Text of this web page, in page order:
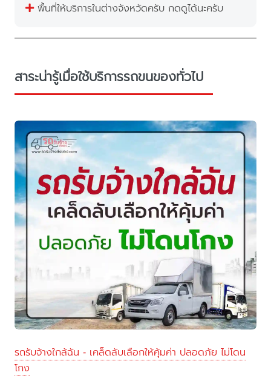
พื้นที่ให้บริการในต่างจังหวัดครับ กดดูได้นะครับ
สาระน่ารู้เมื่อใช้บริการรถขนของทั่วไป
รถรับจ้างใกล้ฉัน - เคล็ดลับเลือกให้คุ้มค่า ปลอดภัย ไม่โดน
โกง